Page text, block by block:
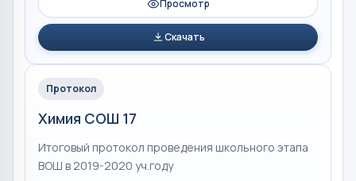
Просмотр
Скачать
Протокол
Химия СОШ 17
Итоговый протокол проведения школьного этапа
ВОШ в 2019-2020 уч.году